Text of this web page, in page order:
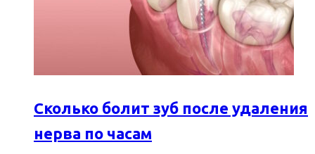
Сколько болит зуб после удаления
нерва по часам